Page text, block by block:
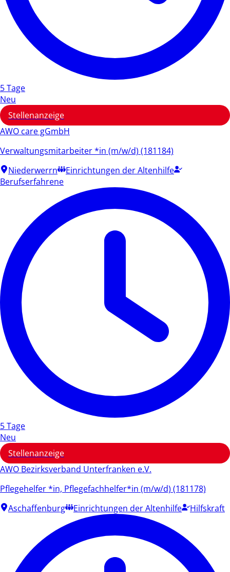
5 Tage
Neu
Stellenanzeige
AWO care gGmbH
Verwaltungsmitarbeiter *in (m/w/d) (181184)
Niederwerrn
Einrichtungen der Altenhilfe
Berufserfahrene
5 Tage
Neu
Stellenanzeige
AWO Bezirksverband Unterfranken e.V.
Pflegehelfer *in, Pflegefachhelfer*in (m/w/d) (181178)
Aschaffenburg
Einrichtungen der Altenhilfe Hilfskraft